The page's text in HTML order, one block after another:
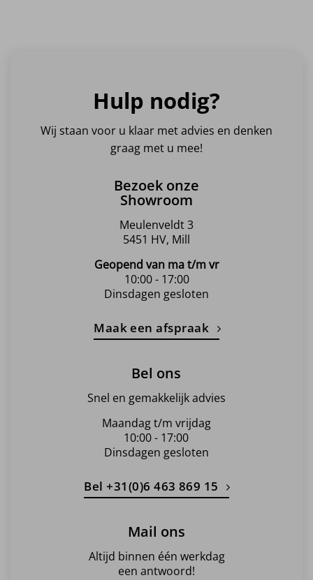
Hulp nodig?
Wij staan voor u klaar met advies en denken
graag met u mee!
Bezoek onze
Showroom
Meulenveldt 3
5451 HV, Mill
Geopend van ma t/m vr
10:00 - 17:00
Dinsdagen gesloten
Maak een afspraak
Bel ons
Snel en gemakkelijk advies
Maandag t/m vrijdag
10:00 - 17:00
Dinsdagen gesloten
Bel +31(0)6 463 869 15
Mail ons
Altijd binnen één werkdag
een antwoord!